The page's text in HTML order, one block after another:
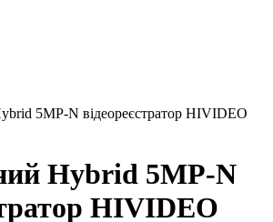
5MP-N відеореєстратор HIVIDEO
Hybrid 5MP-N
HIVIDEO